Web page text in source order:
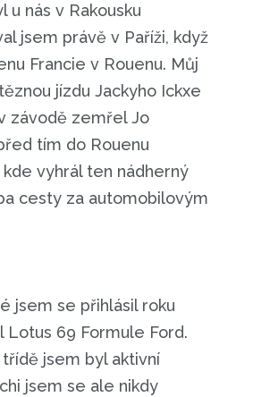
u nás v Rakousku
jsem právě v Paříži, když
Francie v Rouenu. Můj
jízdu Jackyho Ickxe
závodě zemřel Jo
tím do Rouenu
vyhrál ten nádherný
cesty za automobilovým
jsem se přihlásil roku
Lotus 69 Formule Ford.
jsem byl aktivní
jsem se ale nikdy